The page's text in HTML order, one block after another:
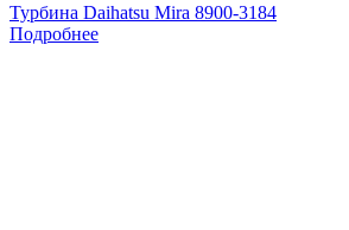
Турбина Daihatsu Mira 8900-3184
Подробнее